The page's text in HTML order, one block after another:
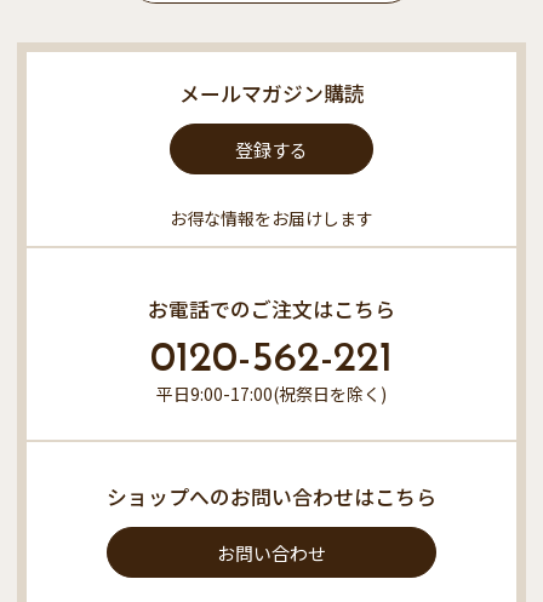
メールマガジン購読
登録する
お得な情報をお届けします
お電話でのご注文はこちら
0120-562-221
平日9:00-17:00(祝祭日を除く)
ショップへのお問い合わせはこちら
お問い合わせ